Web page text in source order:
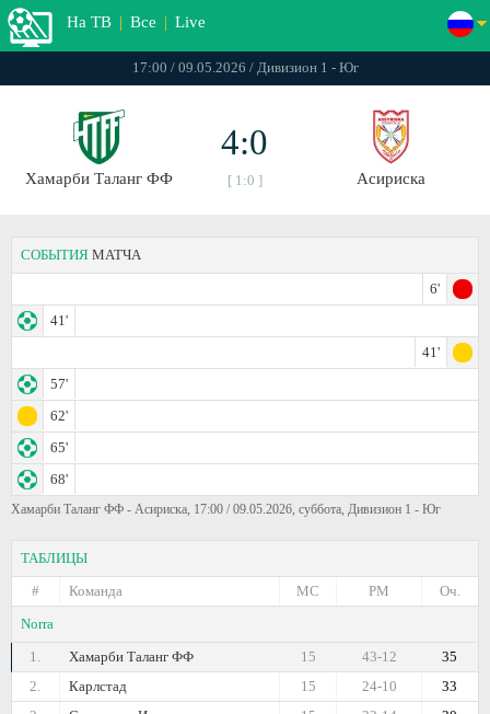
На ТВ | Все | Live
17:00 / 09.05.2026 / Дивизион 1 - Юг
Хамарби Таланг ФФ
4:0
[ 1:0 ] Асириска
СОБЫТИЯ МАТЧА
6'
41'
41'
57'
62'
65'
68'
Хамарби Таланг ФФ - Асириска, 17:00 / 09.05.2026, суббота, Дивизион 1 - Юг
ТАБЛИЦЫ
#
Команда Оч.
РМ
МС
Norra
1.
Хамарби Таланг ФФ 35
43-12
15
2.
Карлстад 33
24-10
15